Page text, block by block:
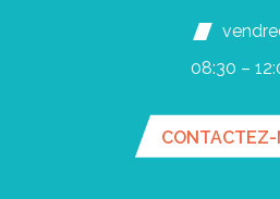
08:30 –
CONTACTEZ-